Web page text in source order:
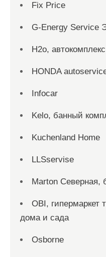
Fix Price
G-Energy Service
H2о, автокомплекс
HONDA
Infocar
Kelo, банный
Kuchenland Home
LLSservise
Marton Северная,
OBI, гипермаркет
дома и сада
Osborne